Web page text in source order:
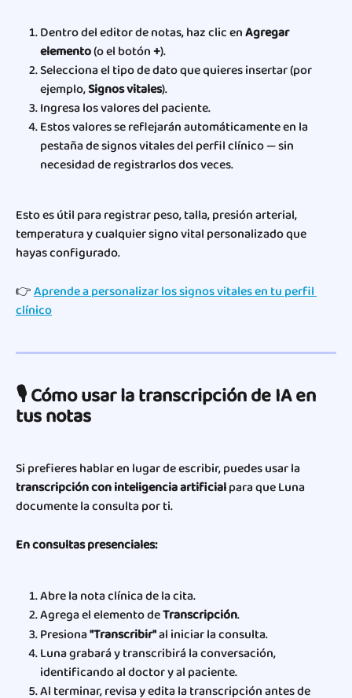
Dentro del editor de notas, haz clic en Agregar
elemento (o el botón +).
Selecciona el tipo de dato que quieres insertar (por
ejemplo, Signos vitales).
Ingresa los valores del paciente.
Estos valores se reflejarán automáticamente en la
pestaña de signos vitales del perfil clínico — sin
necesidad de registrarlos dos veces.
Esto es útil para registrar peso, talla, presión arterial,
temperatura y cualquier signo vital personalizado que
hayas configurado.
👉 Aprende a personalizar los signos vitales en tu perfil
clínico
🎙️ Cómo usar la transcripción de IA en
tus notas
Si prefieres hablar en lugar de escribir, puedes usar la
transcripción con inteligencia artificial para que Luna
documente la consulta por ti.
En consultas presenciales:
Abre la nota clínica de la cita.
Agrega el elemento de Transcripción.
Presiona "Transcribir" al iniciar la consulta.
Luna grabará y transcribirá la conversación,
identificando al doctor y al paciente.
Al terminar, revisa y edita la transcripción antes de